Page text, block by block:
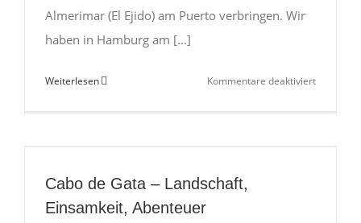
Almerimar (El Ejido) am Puerto verbringen. Wir
haben in Hamburg am [...]
Weiterlesen Kommentare deaktiviertfür
Cabo de Gata – Landschaft,
Einsamkeit, Abenteuer